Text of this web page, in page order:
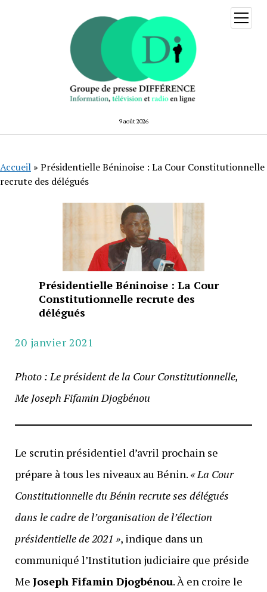
9 août 2026
ouvrir
menu
Accueil » Présidentielle Béninoise : La Cour Constitutionnelle
recrute des délégués
Présidentielle Béninoise : La Cour
Constitutionnelle recrute des
délégués
20 janvier 2021
Photo : Le président de la Cour Constitutionnelle,
Me Joseph Fifamin Djogbénou
Le scrutin présidentiel d’avril prochain se
prépare à tous les niveaux au Bénin. « La Cour
Constitutionnelle du Bénin recrute ses délégués
dans le cadre de l’organisation de l’élection
présidentielle de 2021 », indique dans un
communiqué l’Institution judiciaire que préside
Me Joseph Fifamin Djogbénou. À en croire le